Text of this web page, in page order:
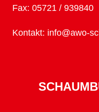
Fax: 05721 / 939840
Kontakt: info@awo-